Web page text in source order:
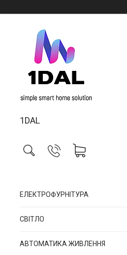
1DAL
ЕЛЕКТРОФУРНІТУРА
СВІТЛО
АВТОМАТИКА ЖИВЛЕННЯ